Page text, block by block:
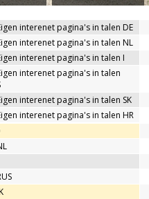
interenet pagina's in talen DE
interenet pagina's in talen NL
interenet pagina's in talen I
interenet pagina's in talen
interenet pagina's in talen SK
interenet pagina's in talen HR